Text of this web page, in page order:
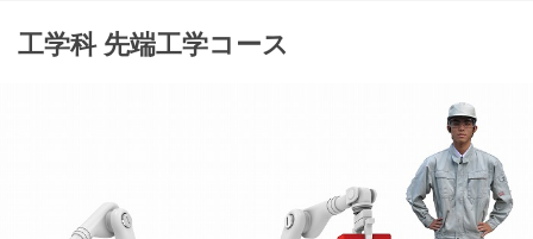
工学科 先端工学コース